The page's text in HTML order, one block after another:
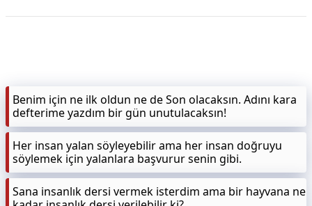
Benim için ne ilk oldun ne de Son olacaksın. Adını kara
defterime yazdım bir gün unutulacaksın!
Her insan yalan söyleyebilir ama her insan doğruyu
söylemek için yalanlara başvurur senin gibi.
Sana insanlık dersi vermek isterdim ama bir hayvana ne